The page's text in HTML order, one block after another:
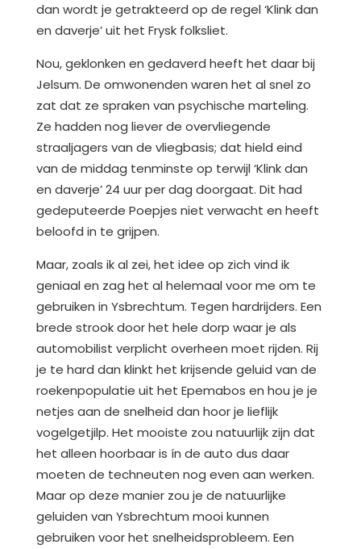
dan wordt je getrakteerd op de regel ‘Klink dan
en daverje’ uit het Frysk folksliet.
Nou, geklonken en gedaverd heeft het daar bij
Jelsum. De omwonenden waren het al snel zo
zat dat ze spraken van psychische marteling.
Ze hadden nog liever de overvliegende
straaljagers van de vliegbasis; dat hield eind
van de middag tenminste op terwijl ‘Klink dan
en daverje’ 24 uur per dag doorgaat. Dit had
gedeputeerde Poepjes niet verwacht en heeft
beloofd in te grijpen.
Maar, zoals ik al zei, het idee op zich vind ik
geniaal en zag het al helemaal voor me om te
gebruiken in Ysbrechtum. Tegen hardrijders. Een
brede strook door het hele dorp waar je als
automobilist verplicht overheen moet rijden. Rij
je te hard dan klinkt het krijsende geluid van de
roekenpopulatie uit het Epemabos en hou je je
netjes aan de snelheid dan hoor je lieflijk
vogelgetjilp. Het mooiste zou natuurlijk zijn dat
het alleen hoorbaar is ín de auto dus daar
moeten de techneuten nog even aan werken.
Maar op deze manier zou je de natuurlijke
geluiden van Ysbrechtum mooi kunnen
gebruiken voor het snelheidsprobleem. Een